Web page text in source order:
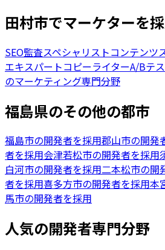
田村市でマーケターを
SEO監査スペシャリストコンテンツ
エキスパートコピーライターA/Bテ
のマーケティング専門分野
福島県のその他の都市
福島市の開発者を採用郡山市の開発
者を採用会津若松市の開発者を採用
白河市の開発者を採用二本松市の開
者を採用喜多方市の開発者を採用本
馬市の開発者を採用
人気の開発者専門分野